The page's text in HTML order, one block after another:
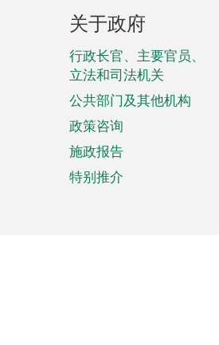
页
脚
菜
单
关于政府
行政长官、主要官员、
立法和司法机关
公共部门及其他机构
政策咨询
施政报告
特别推介